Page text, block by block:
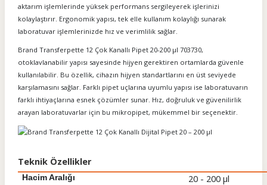
aktarım işlemlerinde yüksek performans sergileyerek işlerinizi
kolaylaştırır. Ergonomik yapısı, tek elle kullanım kolaylığı sunarak
laboratuvar işlemlerinizde hız ve verimlilik sağlar.
Brand Transferpette 12 Çok Kanallı Pipet 20-200 µl 703730,
otoklavlanabilir yapısı sayesinde hijyen gerektiren ortamlarda güvenle
kullanılabilir. Bu özellik, cihazın hijyen standartlarını en üst seviyede
karşılamasını sağlar. Farklı pipet uçlarına uyumlu yapısı ise laboratuvarın
farklı ihtiyaçlarına esnek çözümler sunar. Hız, doğruluk ve güvenilirlik
arayan laboratuvarlar için bu mikropipet, mükemmel bir seçenektir.
Teknik Özellikler
Hacim Aralığı 20 -